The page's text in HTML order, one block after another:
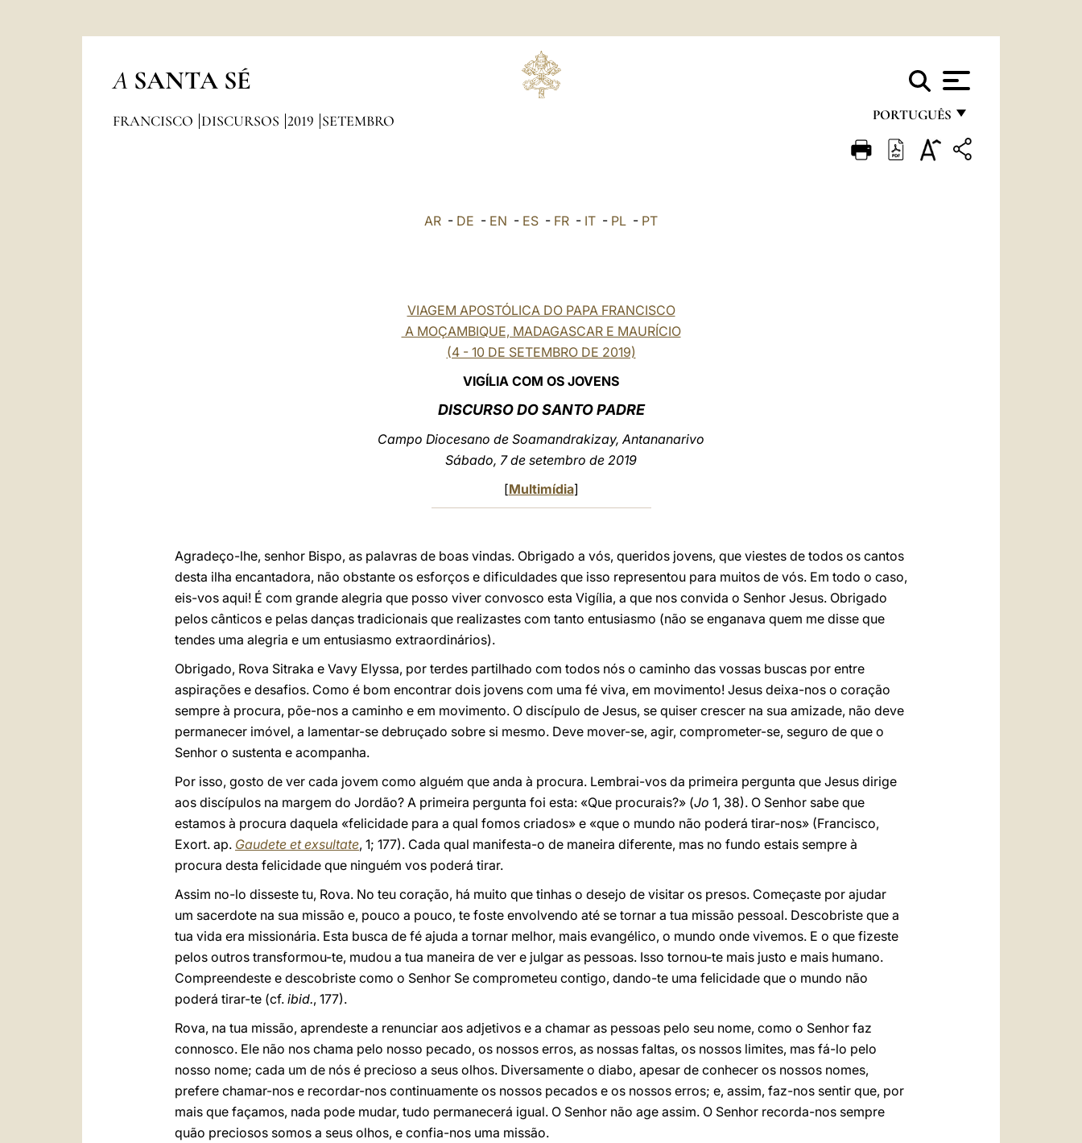
A SANTA SÉ
PORTUGUÊS
FRANÇAIS
FRANCISCO DISCURSOS 2019 SETEMBRO
AR - DE - EN - ES - FR - IT - PL - PT
VIAGEM APOSTÓLICA DO PAPA FRANCISCO
A MOÇAMBIQUE, MADAGASCAR E MAURÍCIO
(4 - 10 DE SETEMBRO DE 2019)
VIGÍLIA COM OS JOVENS
DISCURSO DOSANTO PADRE
Campo Diocesano de Soamandrakizay, Antananarivo
Sábado, 7 de setembro de 2019
[Multimídia]
Agradeço-lhe, senhor Bispo, as palavras de boas vindas. Obrigado a vós, queridos jovens, que viestes de todos os cantos
desta ilha encantadora, não obstante os esforços e dificuldades que isso representou para muitos de vós. Em todo o caso,
eis-vos aqui! É com grande alegria que posso viver convosco esta Vigília, a que nos convida o Senhor Jesus. Obrigado
pelos cânticos e pelas danças tradicionais que realizastes com tanto entusiasmo (não se enganava quem me disse que
tendes uma alegria e um entusiasmo extraordinários).
Obrigado, Rova Sitraka e Vavy Elyssa, por terdes partilhado com todos nós o caminho das vossas buscas por entre
aspirações e desafios. Como é bom encontrar dois jovens com uma fé viva, em movimento! Jesus deixa-nos o coração
sempre à procura, põe-nos a caminho e em movimento. O discípulo de Jesus, se quiser crescer na sua amizade, não deve
permanecer imóvel, a lamentar-se debruçado sobre si mesmo. Deve mover-se, agir, comprometer-se, seguro de que o
Senhor o sustenta e acompanha.
Por isso, gosto de ver cada jovem como alguém que anda à procura. Lembrai-vos da primeira pergunta que Jesus dirige
aos discípulos na margem do Jordão? A primeira pergunta foi esta: «Que procurais?» (Jo 1, 38). O Senhor sabe que
estamos à procura daquela «felicidade para a qual fomos criados» e «que o mundo não poderá tirar-nos» (Francisco,
Exort. ap. Gaudete et exsultate, 1; 177). Cada qual manifesta-o de maneira diferente, mas no fundo estais sempre à
procura desta felicidade que ninguém vos poderá tirar.
Assim no-lo disseste tu, Rova. No teu coração, há muito que tinhas o desejo de visitar os presos. Começaste por ajudar
um sacerdote na sua missão e, pouco a pouco, te foste envolvendo até se tornar a tua missão pessoal. Descobriste que a
tua vida era missionária. Esta busca de fé ajuda a tornar melhor, mais evangélico, o mundo onde vivemos. E o que fizeste
pelos outros transformou-te, mudou a tua maneira de ver e julgar as pessoas. Isso tornou-te mais justo e mais humano.
Compreendeste e descobriste como o Senhor Se comprometeu contigo, dando-te uma felicidade que o mundo não
poderá tirar-te (cf. ibid., 177).
Rova, na tua missão, aprendeste a renunciar aos adjetivos e a chamar as pessoas pelo seu nome, como o Senhor faz
connosco. Ele não nos chama pelo nosso pecado, os nossos erros, as nossas faltas, os nossos limites, mas fá-lo pelo
nosso nome; cada um de nós é precioso a seus olhos. Diversamente o diabo, apesar de conhecer os nossos nomes,
prefere chamar-nos e recordar-nos continuamente os nossos pecados e os nossos erros; e, assim, faz-nos sentir que, por
mais que façamos, nada pode mudar, tudo permanecerá igual. O Senhor não age assim. O Senhor recorda-nos sempre
quão preciosos somos a seus olhos, e confia-nos uma missão.